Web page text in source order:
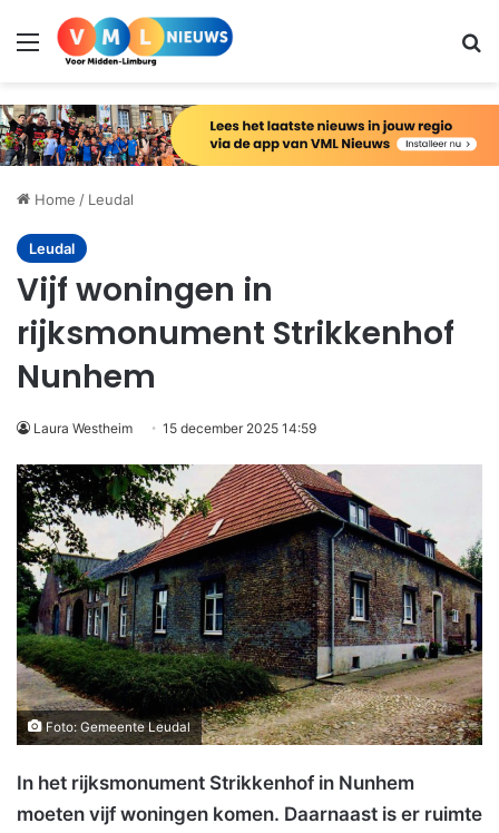
Menu
Home / Leudal
Leudal
Vijf woningen in
rijksmonument Strikkenhof
Nunhem
Laura Westheim 15 december 2025 14:59
Foto: Gemeente Leudal
In het rijksmonument Strikkenhof in Nunhem
moeten vijf woningen komen. Daarnaast is er ruimte